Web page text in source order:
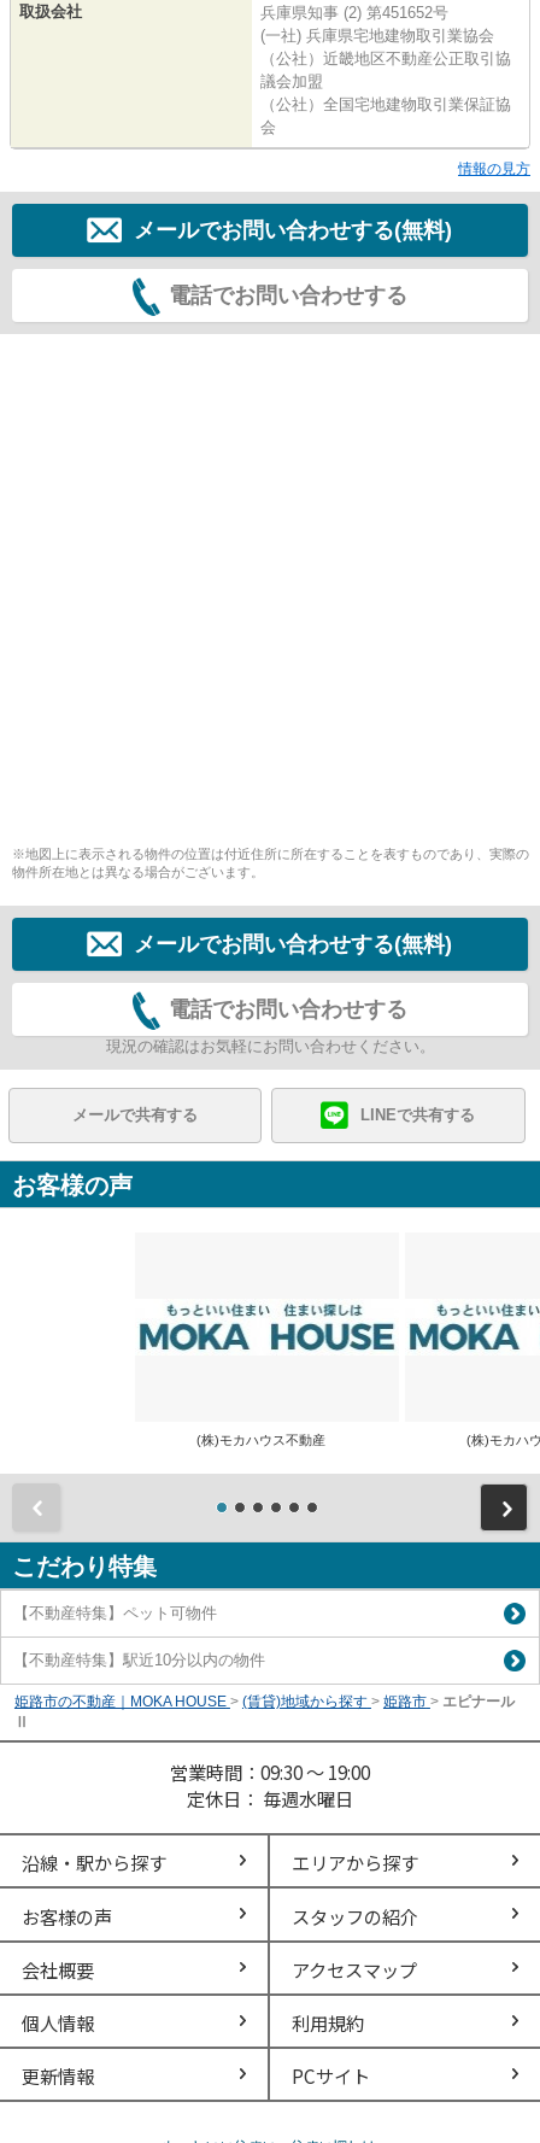
取扱会社
兵庫県知事 (2) 第451652号
(一社) 兵庫県宅地建物取引業協会
（公社）近畿地区不動産公正取引協
議会加盟
（公社）全国宅地建物取引業保証協
会
情報の見方
メールでお問い合わせする(無料)
電話でお問い合わせする
※地図上に表示される物件の位置は付近住所に所在することを表すものであり、実際の
物件所在地とは異なる場合がございます。
メールでお問い合わせする(無料)
電話でお問い合わせする
現況の確認はお気軽にお問い合わせください。
メールで共有する LINEで共有する
お客様の声
(株)モカハウス不動産 (株)モカハ
こだわり特集
【不動産特集】ペット可物件
【不動産特集】駅近10分以内の物件
姫路市の不動産｜MOKA HOUSE > (賃貸)地域から探す > 姫路市 > エピナール
営業時間：09:30 ～ 19:00
定休日： 毎週水曜日
沿線・駅から探す エリアから探す
お客様の声 スタッフの紹介
会社概要 アクセスマップ
個人情報 利用規約
更新情報 PCサイト